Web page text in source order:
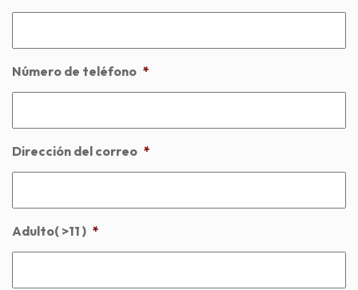
Número de teléfono *
Dirección del correo *
Adulto( >11 ) *